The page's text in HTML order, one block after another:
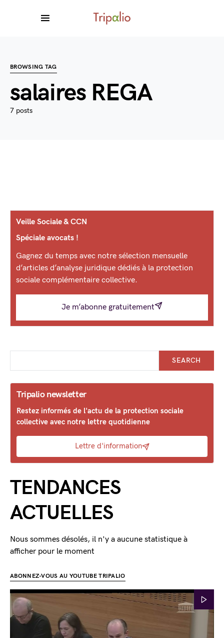
BROWSING TAG
salaires REGA
7 posts
Veille Sociale & CCN
Spéciale avocats !
Gagnez du temps avec notre sélection mensuelle
d’articles d’analyse juridique dédiés à la protection
sociale complémentaire collective.
Je m’abonne gratuitement
SEARCH
Tripalio newsletter
Restez informés de l'actu de la protection sociale
collective avec notre lettre quotidienne
Lettre d'information
TENDANCES
ACTUELLES
Nous sommes désolés, il n'y a aucune statistique à
afficher pour le moment
ABONNEZ-VOUS AU YOUTUBE TRIPALIO